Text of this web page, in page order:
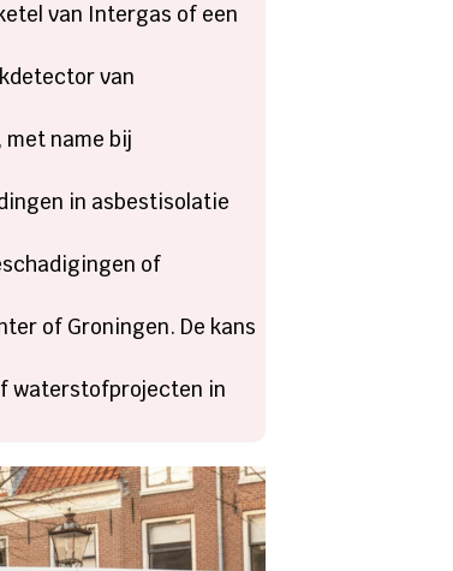
van Intergas of een
van
name bij
in asbestisolatie
of
of Groningen. De kans
waterstofprojecten in